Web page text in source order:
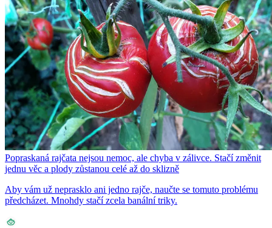
Popraskaná rajčata nejsou nemoc, ale chyba v zálivce. Stačí změnit
jednu věc a plody zůstanou celé až do sklizně
Aby vám už neprasklo ani jedno rajče, naučte se tomuto problému
předcházet. Mnohdy stačí zcela banální triky.